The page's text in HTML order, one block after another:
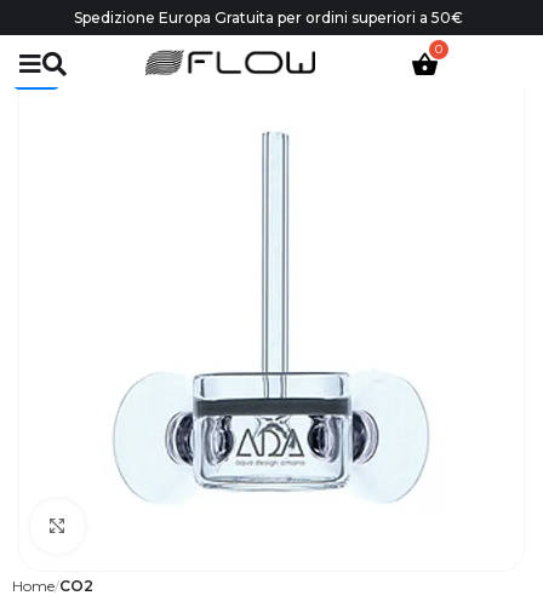
Spedizione Europa Gratuita per ordini superiori a 50€
Home CO2